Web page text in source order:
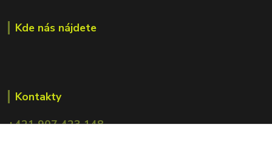
Kde nás nájdete
Kontakty
+421 907 423 148